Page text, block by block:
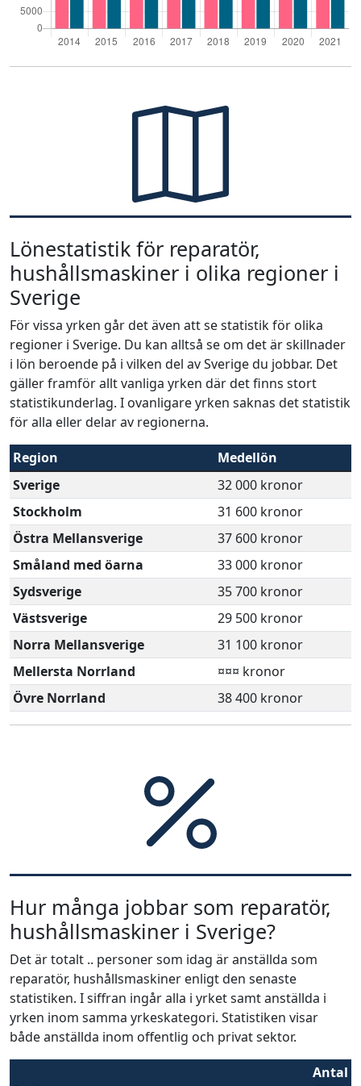
Lönestatistik för reparatör,
hushållsmaskiner i olika regioner i
Sverige
För vissa yrken går det även att se statistik för olika
regioner i Sverige. Du kan alltså se om det är skillnader
i lön beroende på i vilken del av Sverige du jobbar. Det
gäller framför allt vanliga yrken där det finns stort
statistikunderlag. I ovanligare yrken saknas det statistik
för alla eller delar av regionerna.
Region
Medellön
Sverige
32 000 kronor
Stockholm
31 600 kronor
Östra Mellansverige
37 600 kronor
Småland med öarna
33 000 kronor
Sydsverige
35 700 kronor
Västsverige
29 500 kronor
Norra Mellansverige
31 100 kronor
Mellersta Norrland
¤¤¤ kronor
Övre Norrland
38 400 kronor
Hur många jobbar som reparatör,
hushållsmaskiner i Sverige?
Det är totalt .. personer som idag är anställda som
reparatör, hushållsmaskiner enligt den senaste
statistiken. I siffran ingår alla i yrket samt anställda i
yrken inom samma yrkeskategori. Statistiken visar
både anställda inom offentlig och privat sektor.
Antal